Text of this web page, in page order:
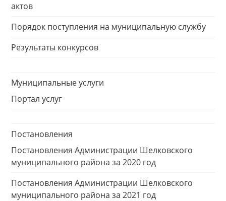
актов
Порядок поступления на муниципальную службу
Результаты конкурсов
Муниципальные услуги
Портал услуг
Постановления
Постановления Администрации Шелковского
муниципального района за 2020 год
Постановления Администрации Шелковского
муниципального района за 2021 год